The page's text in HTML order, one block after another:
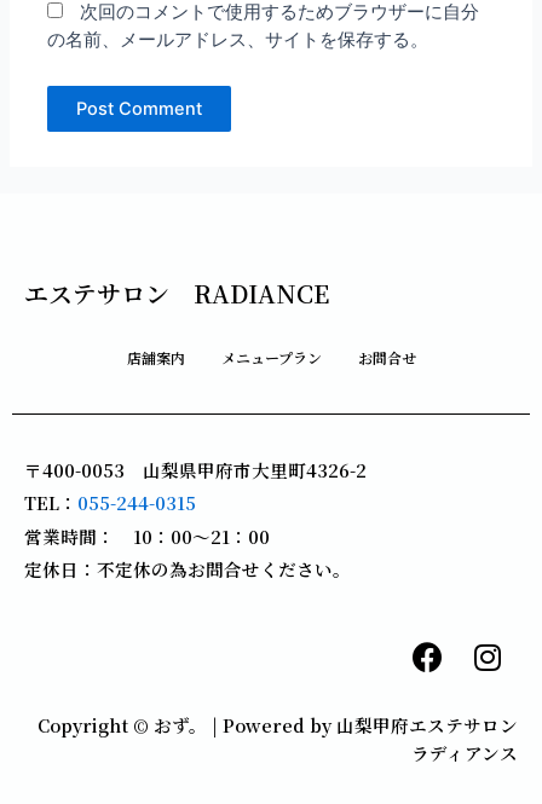
次回のコメントで使用するためブラウザーに自分
の名前、メールアドレス、サイトを保存する。
エステサロン RADIANCE
店舗案内 メニュープラン お問合せ
〒400-0053 山梨県甲府市大里町4326-2
TEL： 055-244-0315
営業時間： 10：00～21：00
定休日：不定休の為お問合せください。
F
a
e
b
I
n
t
a
Copyright © おず。 | Powered by 山梨甲府エステサロン
ラディアンス